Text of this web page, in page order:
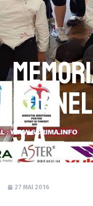
5-a
27 MAI 2016